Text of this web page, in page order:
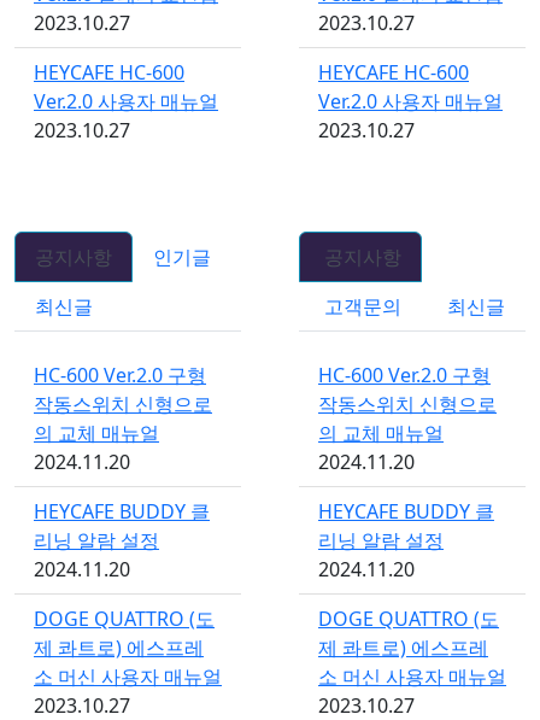
2023.10.27
HEYCAFE HC-600
Ver.2.0 사용자 매뉴얼
2023.10.27
2023.10.27
HEYCAFE HC-600
Ver.2.0 사용자 매뉴얼
2023.10.27
공지사항
인기글
최신글
HC-600 Ver.2.0 구형
작동스위치 신형으로
의 교체 매뉴얼
2024.11.20
HEYCAFE BUDDY 클
리닝 알람 설정
2024.11.20
DOGE QUATTRO (도
제 콰트로) 에스프레
소 머신 사용자 매뉴얼
2023.10.27
공지사항
고객문의
최신글
HC-600 Ver.2.0 구형
작동스위치 신형으로
의 교체 매뉴얼
2024.11.20
HEYCAFE BUDDY 클
리닝 알람 설정
2024.11.20
DOGE QUATTRO (도
제 콰트로) 에스프레
소 머신 사용자 매뉴얼
2023.10.27